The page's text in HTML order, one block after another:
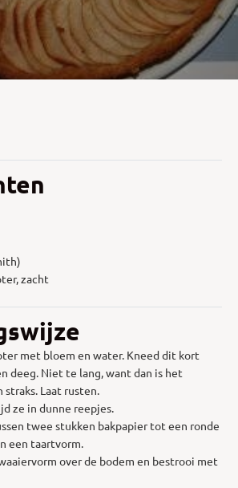
zacht
met bloem en water. Kneed dit kort
deeg. Niet te lang, want dan is het
Laat rusten.
ze in dunne reepjes.
twee stukken bakpapier tot een ronde
een taartvorm.
over de bodem en bestrooi met